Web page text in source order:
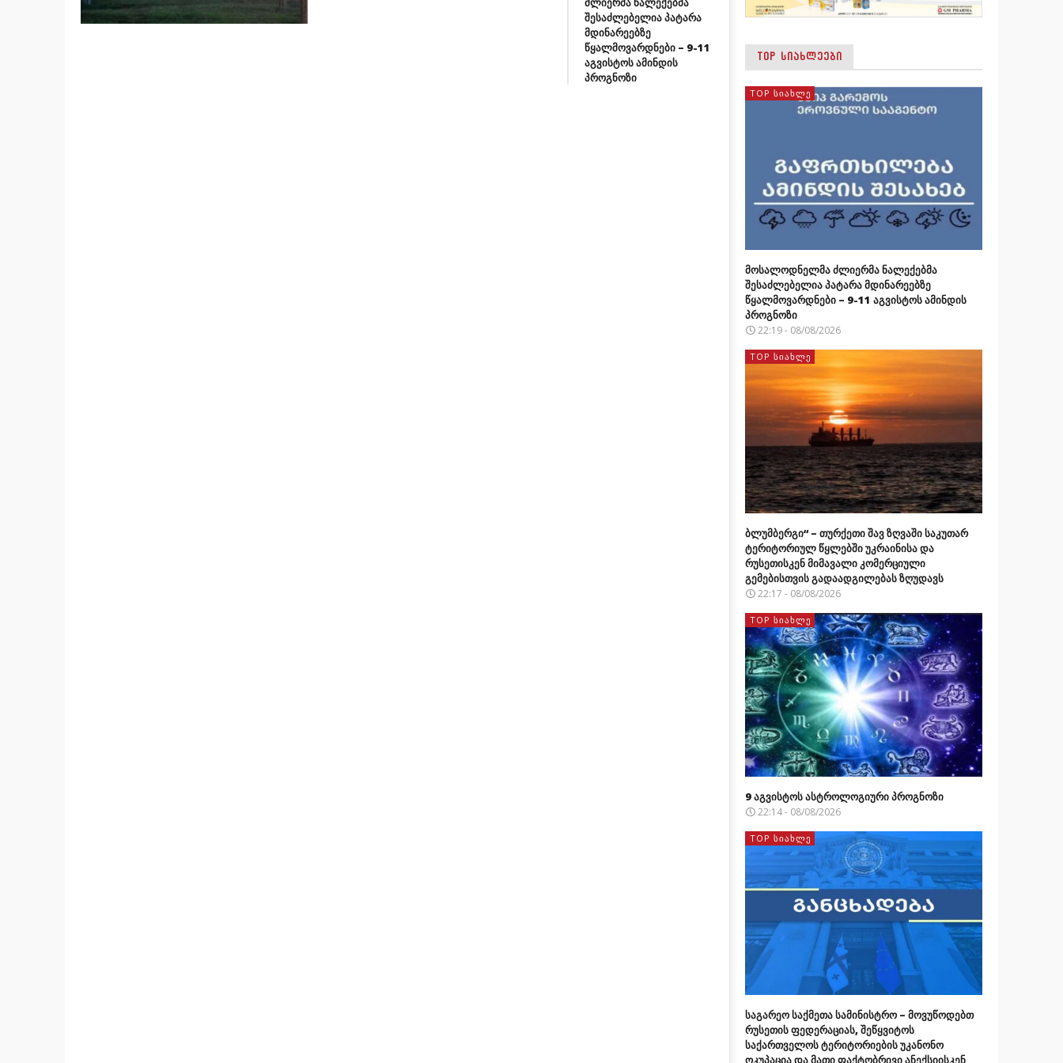
შესაძლებელია პატარა
მდინარეებზე
წყალმოვარდნები – 9-11
აგვისტოს ამინდის
პროგნოზი
TOP ᲡᲘᲐᲮᲚᲔᲔᲑᲘ
TOP ᲡᲘᲐᲮᲚᲔ
მოსალოდნელმა ძლიერმა ნალექებმა
შესაძლებელია პატარა მდინარეებზე
წყალმოვარდნები – 9-11 აგვისტოს ამინდის
პროგნოზი
22:19 - 08/08/2026
TOP ᲡᲘᲐᲮᲚᲔ
ბლუმბერგი“ – თურქეთი შავ ზღვაში საკუთარ
ტერიტორიულ წყლებში უკრაინისა და
რუსეთისკენ მიმავალი კომერციული
გემებისთვის გადაადგილებას ზღუდავს
22:17 - 08/08/2026
TOP ᲡᲘᲐᲮᲚᲔ
9 აგვისტოს ასტროლოგიური პროგნოზი
22:14 - 08/08/2026
TOP ᲡᲘᲐᲮᲚᲔ
საგარეო საქმეთა სამინისტრო – მოვუწოდებთ
რუსეთის ფედერაციას, შეწყვიტოს
საქართველოს ტერიტორიების უკანონო
ოკუპაცია და მათი ფაქტობრივი ანექსიისკენ